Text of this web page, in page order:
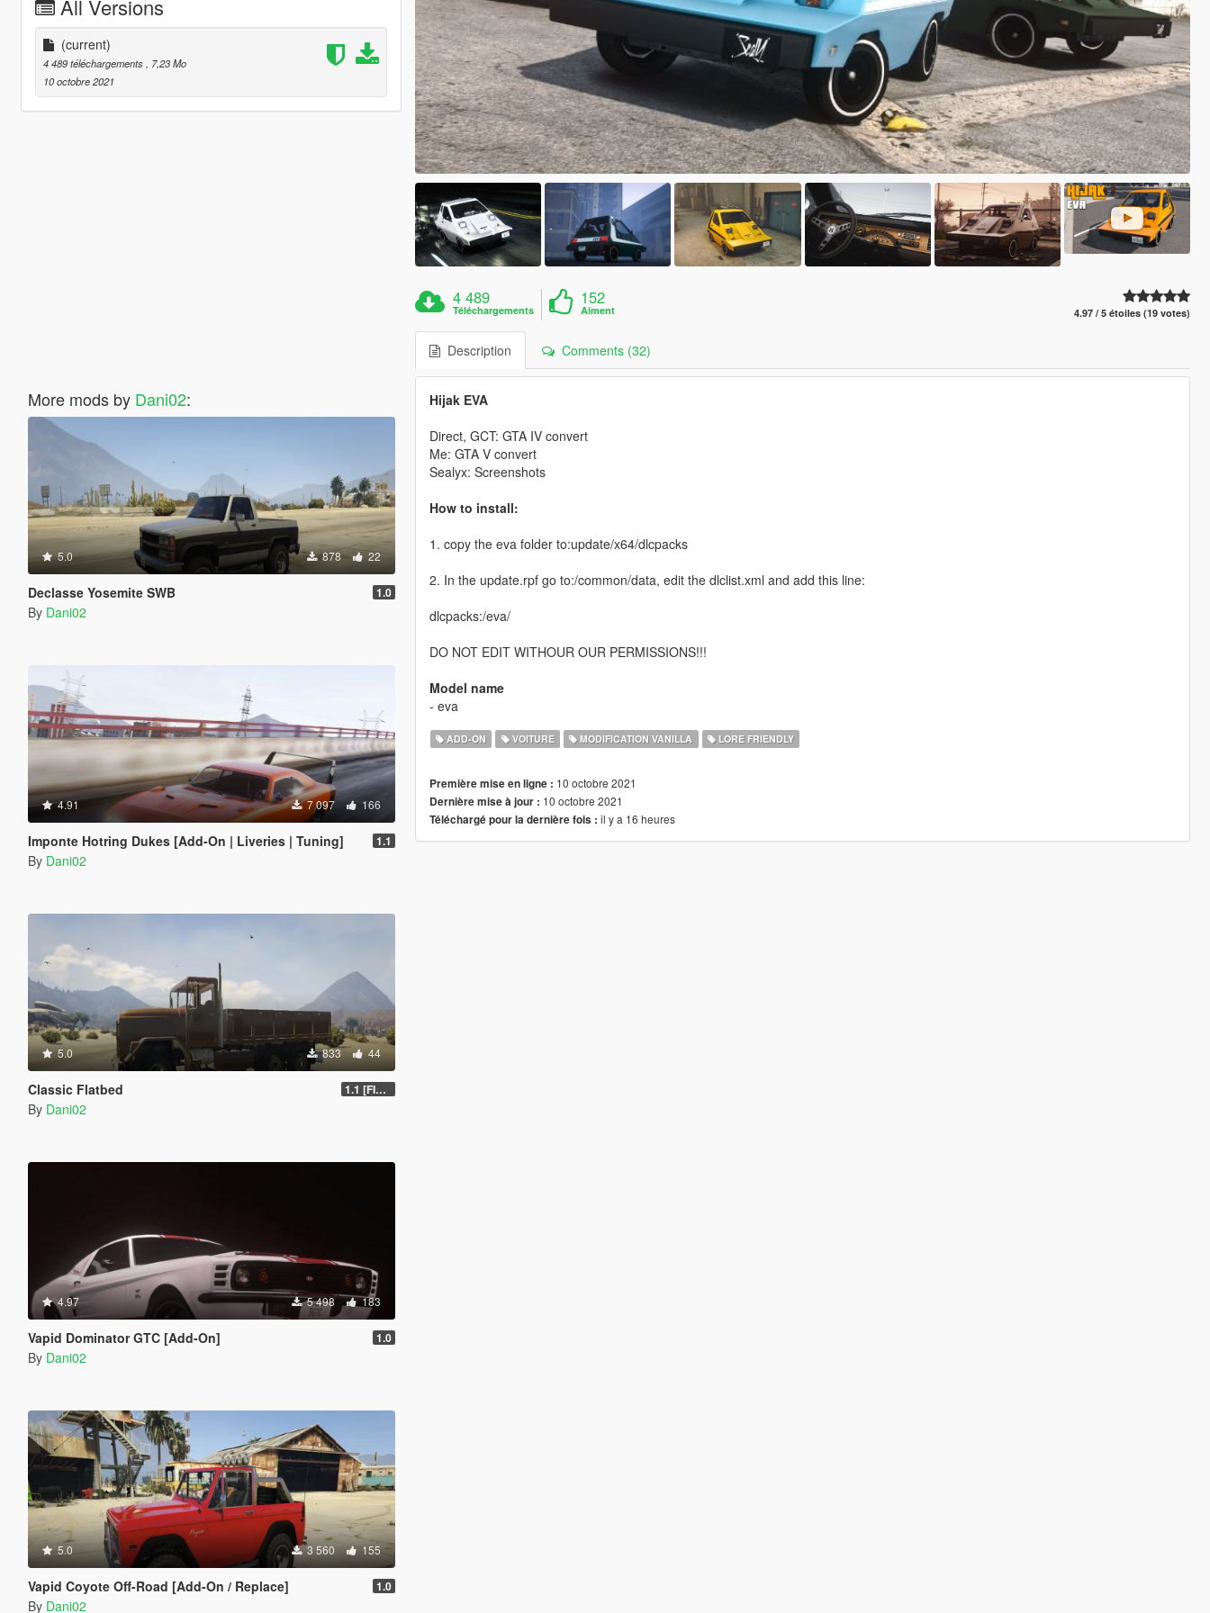
All Versions
(current)
4 489 téléchargements
, 7,23 Mo
10 octobre 2021
More mods by Dani02:
5.0 878 22
Declasse Yosemite SWB 1.0
By Dani02
4.91 7 097 166
Imponte Hotring Dukes [Add-On | Liveries | Tuning] 1.1
By Dani02
5.0 833 44
Classic Flatbed 1.1 [FINAL]
By Dani02
4.97 5 498 183
Vapid Dominator GTC [Add-On] 1.0
By Dani02
5.0 3 560 155
Vapid Coyote Off-Road [Add-On / Replace] 1.0
By Dani02
4 489
Téléchargements
152
Aiment 4.97 / 5 étoiles (19 votes)
Description Comments (32)
Hijak EVA
Direct, GCT: GTA IV convert
Me: GTA V convert
Sealyx: Screenshots
How to install:
1. copy the eva folder to:update/x64/dlcpacks
2. In the update.rpf go to:/common/data, edit the dlclist.xml and add this line:
dlcpacks:/eva/
DO NOT EDIT WITHOUR OUR PERMISSIONS!!!
Model name
- eva
ADD-ON VOITURE MODIFICATION VANILLA LORE FRIENDLY
Première mise en ligne : 10 octobre 2021
Dernière mise à jour : 10 octobre 2021
Téléchargé pour la dernière fois : il y a 16 heures